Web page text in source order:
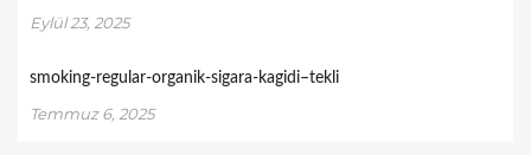
Eylül 23, 2025
smoking-regular-organik-sigara-kagidi–tekli
Temmuz 6, 2025